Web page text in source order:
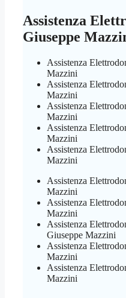
Assistenza
Giuseppe
Assistenza
Mazzini
Assistenza
Mazzini
Assistenza
Mazzini
Assistenza
Mazzini
Assistenza
Mazzini
Assistenza
Mazzini
Assistenza
Mazzini
Assistenza
Giuseppe Mazzini
Assistenza
Mazzini
Assistenza
Mazzini